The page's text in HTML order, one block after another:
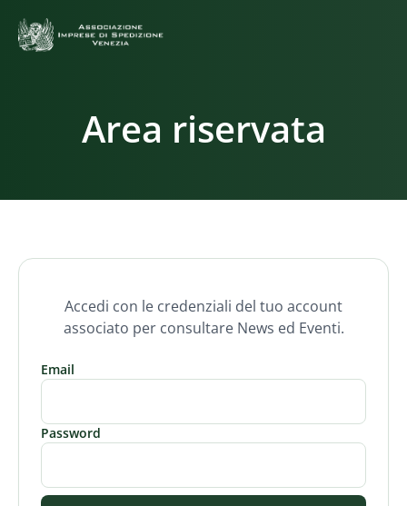
Area riservata
Accedi con le credenziali del tuo account
associato per consultare News ed Eventi.
Email
Password